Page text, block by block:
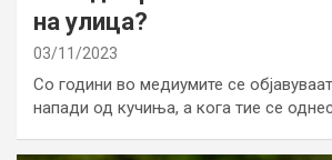
на улица?
03/11/2023
Со години во медиумите се
напади од кучиња, а кога тие се